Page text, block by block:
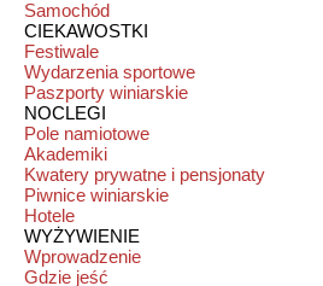
Samochód
CIEKAWOSTKI
Festiwale
Wydarzenia sportowe
Paszporty winiarskie
NOCLEGI
Pole namiotowe
Akademiki
Kwatery prywatne i pensjonaty
Piwnice winiarskie
Hotele
WYŻYWIENIE
Wprowadzenie
Gdzie jeść